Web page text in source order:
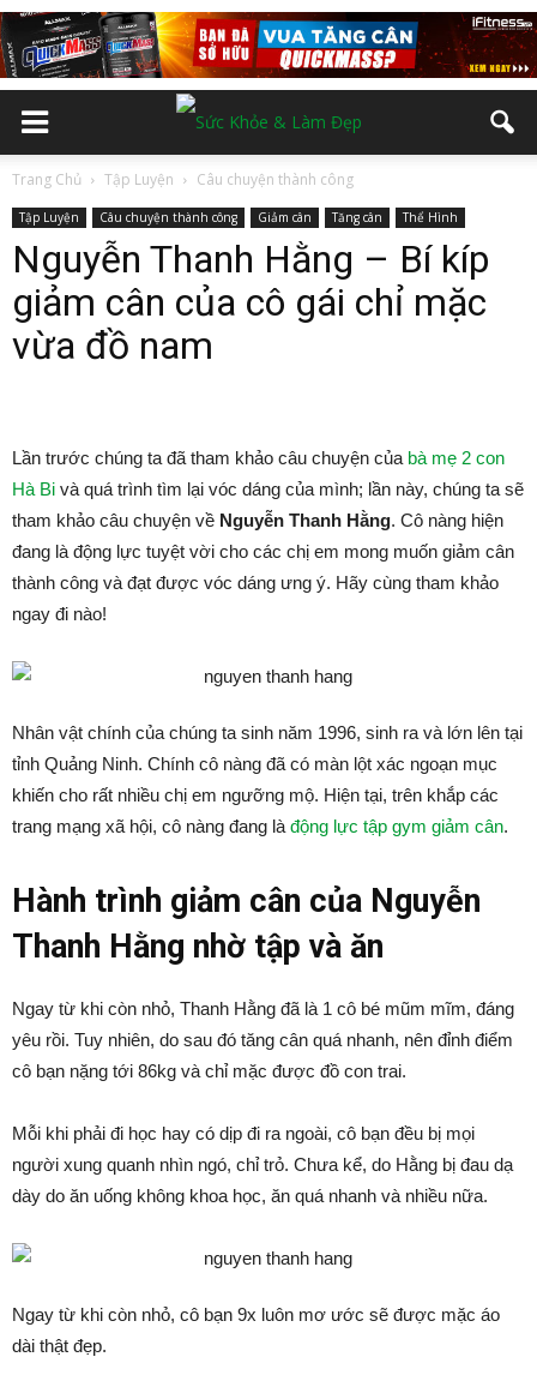
Trang Chủ Tập Luyện Câu chuyện thành công
Tập Luyện Câu chuyện thành công Giảm cân Tăng cân Thể Hình
Nguyễn Thanh Hằng – Bí kíp
giảm cân của cô gái chỉ mặc
vừa đồ nam
Lần trước chúng ta đã tham khảo câu chuyện của bà mẹ 2 con
Hà Bi và quá trình tìm lại vóc dáng của mình; lần này, chúng ta sẽ
tham khảo câu chuyện về Nguyễn Thanh Hằng. Cô nàng hiện
đang là động lực tuyệt vời cho các chị em mong muốn giảm cân
thành công và đạt được vóc dáng ưng ý. Hãy cùng tham khảo
ngay đi nào!
Nhân vật chính của chúng ta sinh năm 1996, sinh ra và lớn lên tại
tỉnh Quảng Ninh. Chính cô nàng đã có màn lột xác ngoạn mục
khiến cho rất nhiều chị em ngưỡng mộ. Hiện tại, trên khắp các
trang mạng xã hội, cô nàng đang là động lực tập gym giảm cân.
Hành trình giảm cân của Nguyễn
Thanh Hằng nhờ tập và ăn
Ngay từ khi còn nhỏ, Thanh Hằng đã là 1 cô bé mũm mĩm, đáng
yêu rồi. Tuy nhiên, do sau đó tăng cân quá nhanh, nên đỉnh điểm
cô bạn nặng tới 86kg và chỉ mặc được đồ con trai.
Mỗi khi phải đi học hay có dịp đi ra ngoài, cô bạn đều bị mọi
người xung quanh nhìn ngó, chỉ trỏ. Chưa kể, do Hằng bị đau dạ
dày do ăn uống không khoa học, ăn quá nhanh và nhiều nữa.
Ngay từ khi còn nhỏ, cô bạn 9x luôn mơ ước sẽ được mặc áo
dài thật đẹp.